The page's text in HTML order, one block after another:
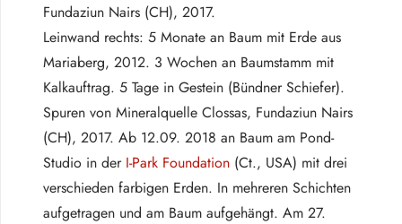
Fundaziun Nairs (CH), 2017.
Leinwand rechts: 5 Monate an Baum mit Erde aus
Mariaberg, 2012. 3 Wochen an Baumstamm mit
Kalkauftrag. 5 Tage in Gestein (Bündner Schiefer).
Spuren von Mineralquelle Clossas, Fundaziun Nairs
(CH), 2017. Ab 12.09. 2018 an Baum am Pond-
Studio in der I-Park Foundation (Ct., USA) mit drei
verschieden farbigen Erden. In mehreren Schichten
aufgetragen und am Baum aufgehängt. Am 27.